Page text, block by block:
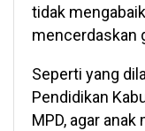
tidak
mencerdaskan
Seperti yang
Pendidikan
MPD, agar